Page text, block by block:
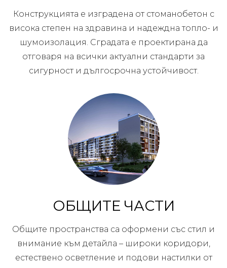
Конструкцията е изградена от стоманобетон с
висока степен на здравина и надеждна топло- и
шумоизолация. Сградата е проектирана да
отговаря на всички актуални стандарти за
сигурност и дългосрочна устойчивост.
ОБЩИТЕ ЧАСТИ
Общите пространства са оформени със стил и
внимание към детайла – широки коридори,
естествено осветление и подови настилки от